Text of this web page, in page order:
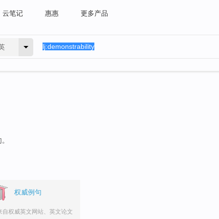
云笔记 惠惠 更多产品
权威例句
自权威英文网站、英文论文